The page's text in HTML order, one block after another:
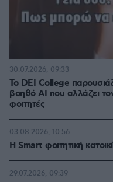
Το DEI College
βοηθό AI που αλλάζει
φοιτητές
30.07.2026, 09:33
Η Smart φοιτητική
03.08.2026, 10:56
29.07.2026, 09:39